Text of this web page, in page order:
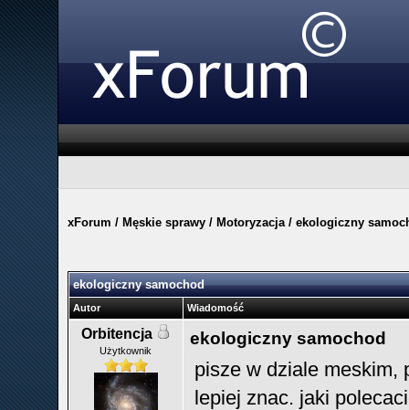
xForum / Męskie sprawy / Motoryzacja / ekologiczny
ekologiczny samochod
Autor Wiadomość
Orbitencja
Użytkownik
ekologiczny samochod
pisze w dziale meskim,
lepiej znac. jaki